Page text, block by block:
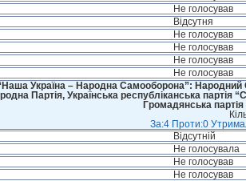
Не голосував
Відсутня
Не голосував
Не голосував
Не голосував
Не голосував
Україна – Народна Самооборона”: Народний
Партія, Українська республіканська
Громадянська
За:4 Проти:0
Відсутній
Не голосувала
Не голосував
Не голосував